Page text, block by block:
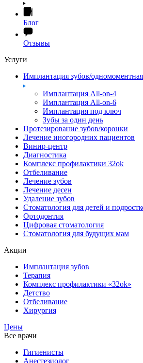
Блог
Отзывы
Услуги
Имплантация зубов/
Имплантация All-on-4
Имплантация All-on-6
Имплантация под ключ
Зубы за один день
Протезирование зубов/коронки
Лечение иногородних пациентов
Винир-центр
Диагностика
Комплекс профилактики 32ok
Отбеливание
Лечение зубов
Лечение десен
Удаление зубов
Стоматология для детей и
Ортодонтия
Цифровая стоматология
Стоматология для будущих мам
Акции
Имплантация зубов
Терапия
Комплекс профилактики «32ok»
Детство
Отбеливание
Хирургия
Цены
Все врачи
Гигиенисты
Анестезиолог